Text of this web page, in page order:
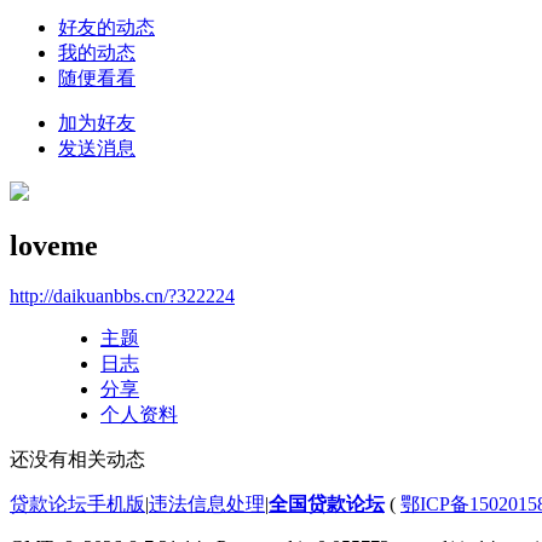
好友的动态
我的动态
随便看看
加为好友
发送消息
loveme
http://daikuanbbs.cn/?322224
主题
日志
分享
个人资料
还没有相关动态
贷款论坛手机版|违法信息处理|全国贷款论坛( 鄂ICP备